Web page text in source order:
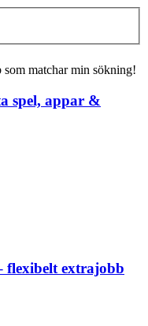
matchar min sökning!
spel, appar &
flexibelt extrajobb